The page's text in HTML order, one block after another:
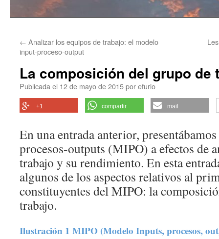
← Analizar los equipos de trabajo: el modelo
input-proceso-output
La composición del grupo de
Publicada el 12 de mayo de 2015porefurio
+1 compartir mail
En una entrada anterior,
procesos-outputs (MIPO) a efectos de
trabajo y su rendimiento. En esta
algunos de los aspectos relativos al
constituyentes del MIPO: la
trabajo.
Ilustración 1 MIPO (Modelo Inputs, procesos,